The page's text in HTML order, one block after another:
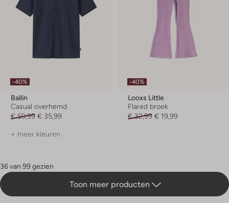
-40%
Ballin
Casual overhemd
€ 59,99 € 35,99
+ meer kleuren
-40%
Looxs Little
Flared broek
€ 32,99 € 19,99
36 van 99 gezien
Toon meer producten